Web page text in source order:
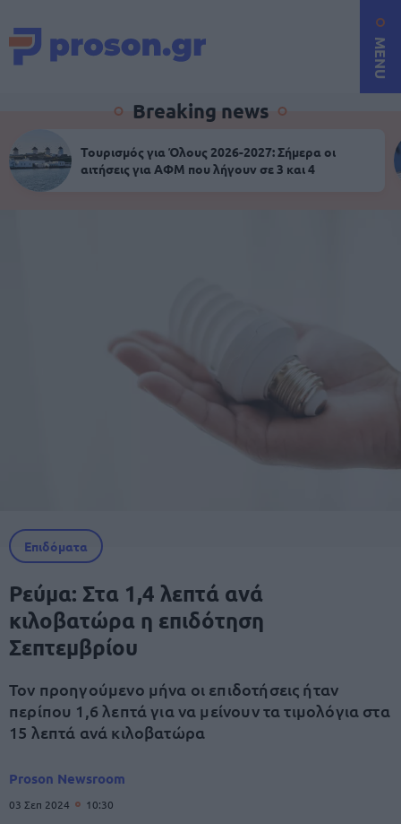
MENU
Breaking news
Τουρισμός για Όλους 2026-2027: Σήμερα οι
αιτήσεις για ΑΦΜ που λήγουν σε 3 και 4
Επιδόματα
Ρεύμα: Στα 1,4 λεπτά ανά
κιλοβατώρα η επιδότηση
Σεπτεμβρίου
Τον προηγούμενο μήνα οι επιδοτήσεις ήταν
περίπου 1,6 λεπτά για να μείνουν τα τιμολόγια στα
15 λεπτά ανά κιλοβατώρα
Proson Newsroom
03 Σεπ 2024 10:30